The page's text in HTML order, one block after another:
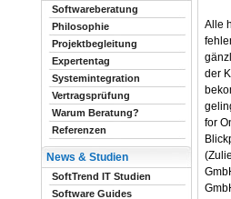
Alle
der
for
Softwareberatung
Philosophie
Projektbegleitung
Expertentag
Systemintegration
Vertragsprüfung
Warum Beratung?
Referenzen
News & Studien
SoftTrend IT Studien
Software Guides